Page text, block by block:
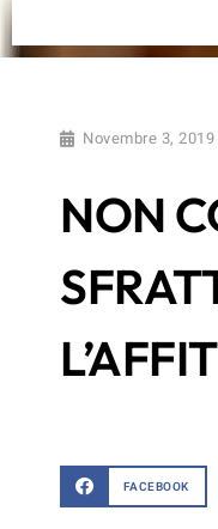
Novembre 3, 2019
NON
FACEBOOK